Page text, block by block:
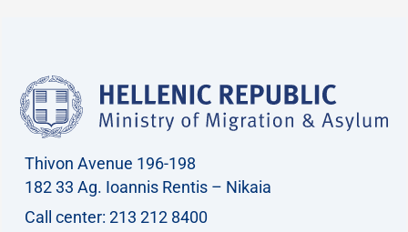
Thivon Avenue 196-198
182 33 Ag. Ioannis Rentis – Nikaia
Call center: 213 212 8400